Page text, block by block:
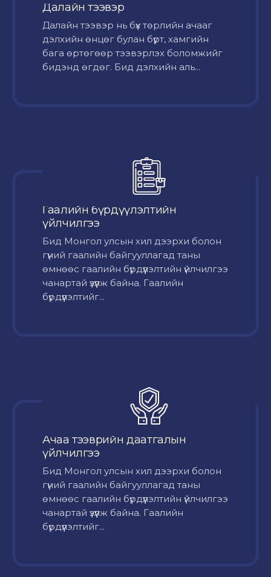
Далайн тээвэр
Далайн тээвэр нь бүх төрлийн ачааг
дэлхийн өнцөг булан бүрт, хамгийн
бага өртөгөөр тээвэрлэх боломжийг
бидэнд өгдөг. Бид дэлхийн аль...
Гаалийн бүрдүүлэлтийн
үйлчилгээ
Бид Монгол улсын хил дээрхи болон
гүний гаалийн байгууллагад таны
өмнөөс гаалийн бүрдүүлэлтийн үйлчилгээ
чанартай үзүүлж байна. Гаалийн
бүрдүүлэлтийг...
Ачаа тээврийн даатгалын
үйлчилгээ
Бид Монгол улсын хил дээрхи болон
гүний гаалийн байгууллагад таны
өмнөөс гаалийн бүрдүүлэлтийн үйлчилгээ
чанартай үзүүлж байна. Гаалийн
бүрдүүлэлтийг...